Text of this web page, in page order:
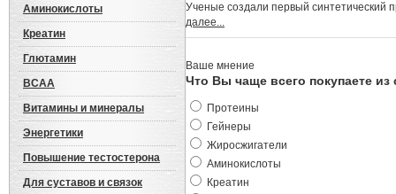
Аминокислоты
Креатин
Глютамин
BCAA
Витамины и минералы
Энергетики
Повышение тестостерона
Для суставов и связок
Ученые создали первый синтетический
далее...
Ваше мнение
Что Вы чаще всего покупаете из
Протеины
Гейнеры
Жиросжигатели
Аминокислоты
Креатин